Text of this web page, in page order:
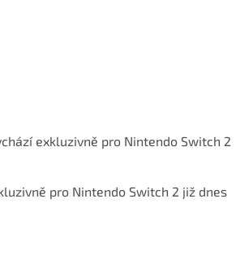
exkluzivně pro Nintendo Switch 2
pro Nintendo Switch 2 již dnes